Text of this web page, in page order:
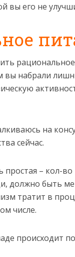
вы его не
набрали
на
сейчас.
простая – кол-
должно быть
тратит в
числе.
происходит